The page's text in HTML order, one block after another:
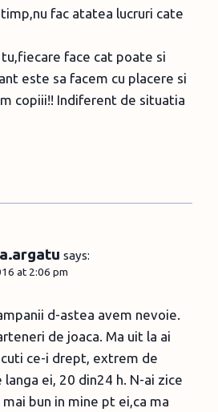
timp,nu fac atatea lucruri cate
tu,fiecare face cat poate si
este sa facem cu placere si
copiii!! Indiferent de situatia
says:
at 2:06 pm
d-astea avem nevoie.
de joaca. Ma uit la ai
ce-i drept, extrem de
langa ei, 20 din24 h. N-ai zice
bun in mine pt ei,ca ma